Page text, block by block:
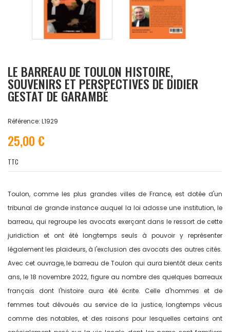
LE BARREAU DE TOULON HISTOIRE,
SOUVENIRS ET PERSPECTIVES DE DIDIER
GESTAT DE GARAMBÉ
Référence: L1929
25,00 €
TTC
Toulon, comme les plus grandes villes de France, est dotée d'un
tribunal de grande instance auquel la loi adosse une institution, le
barreau, qui regroupe les avocats exerçant dans le ressort de cette
juridiction et ont été longtemps seuls à pouvoir y représenter
légalement les plaideurs, à l'exclusion des avocats des autres cités.
Avec cet ouvrage, le barreau de Toulon qui aura bientôt deux cents
ans, le 18 novembre 2022, figure au nombre des quelques barreaux
français dont l'histoire aura été écrite. Celle d'hommes et de
femmes tout dévoués au service de la justice, longtemps vécus
comme des notables, et des raisons pour lesquelles certains ont